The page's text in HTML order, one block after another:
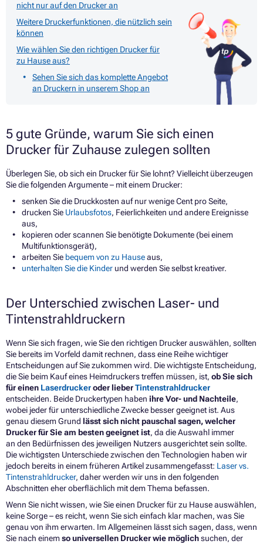
nicht nur auf den Drucker an
Weitere Druckerfunktionen, die nützlich sein
können
Wie wählen Sie den richtigen Drucker für
zu Hause aus?
Sehen Sie sich das komplette Angebot
an Druckern in unserem Shop an
5 gute Gründe, warum Sie sich einen
Drucker für Zuhause zulegen sollten
Überlegen Sie, ob sich ein Drucker für Sie lohnt? Vielleicht überzeugen
Sie die folgenden Argumente – mit einem Drucker:
senken Sie die Druckkosten auf nur wenige Cent pro Seite,
drucken Sie Urlaubsfotos, Feierlichkeiten und andere Ereignisse
aus,
kopieren oder scannen Sie benötigte Dokumente (bei einem
Multifunktionsgerät),
arbeiten Sie bequem von zu Hauseaus,
unterhalten Sie die Kinder und werden Sie selbst kreativer.
Der Unterschied zwischen Laser- und
Tintenstrahldruckern
Wenn Sie sich fragen, wie Sie den richtigen Drucker auswählen, sollten
Sie bereits im Vorfeld damit rechnen, dass eine Reihe wichtiger
Entscheidungen auf Sie zukommen wird. Die wichtigste Entscheidung,
die Sie beim Kauf eines Heimdruckers treffen müssen, ist, ob Sie sich
für einen Laserdruckeroder lieberTintenstrahldrucker
entscheiden. Beide Druckertypen haben ihre Vor- und Nachteile,
wobei jeder für unterschiedliche Zwecke besser geeignet ist. Aus
genau diesem Grund lässt sich nicht pauschal sagen, welcher
Drucker für Sie am besten geeignet ist, da die Auswahl immer
an den Bedürfnissen des jeweiligen Nutzers ausgerichtet sein sollte.
Die wichtigsten Unterschiede zwischen den Technologien haben wir
jedoch bereits in einem früheren Artikel zusammengefasst: Laser vs.
Tintenstrahldrucker, daher werden wir uns in den folgenden
Abschnitten eher oberflächlich mit dem Thema befassen.
Wenn Sie nicht wissen, wie Sie einen Drucker für zu Hause auswählen,
keine Sorge – es reicht, wenn Sie sich einfach klar machen, was Sie
genau von ihm erwarten. Im Allgemeinen lässt sich sagen, dass, wenn
Sie nach einemso universellen Drucker wie möglichsuchen, der